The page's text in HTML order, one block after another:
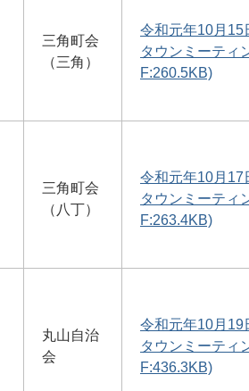
三角町会
（三角）
令和元年10月15
タウンミーティ
F:260.5KB)
三角町会
（八丁）
令和元年10月17
タウンミーティ
F:263.4KB)
丸山自治
会
令和元年10月19
タウンミーティ
F:436.3KB)